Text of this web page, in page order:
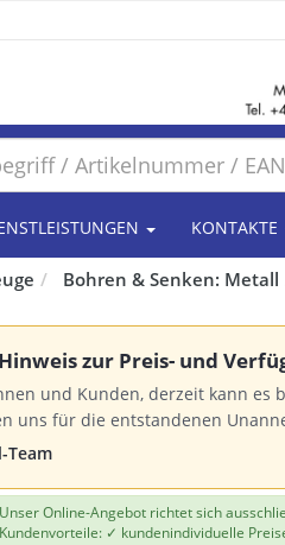
KONTAKTE
Bohren & Senken: Metall
zur Preis- und
und Kunden, derzeit kann es
uns für die entstandenen
Team
Online-Angebot richtet sich
Kundenvorteile: ✓ kundenindividuelle